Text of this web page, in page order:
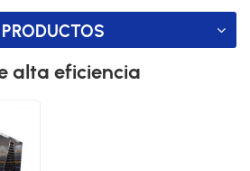
alta eficiencia